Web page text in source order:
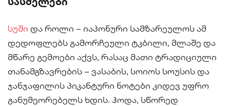
სუში და როლი – იაპონური სამზარეულოს ამ
დედოფლებს გამორჩეული ტკბილი, მლაშე და
მწარე გემოები აქვს, რასაც მათი ტრადიციული
თანამგზავრების – ვასაბის, სოიოს სოუსის და
ჯანჯაფილის პიკანტური ნოტები კიდევ უფრო
განუმეორებელს ხდის. ჰოდა, სწორედ